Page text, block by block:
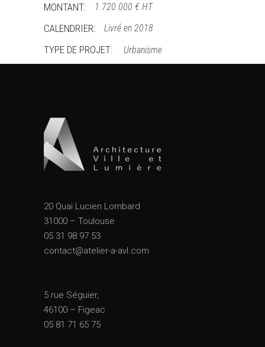
MONTANT: 1 720 000 € HT
CALENDRIER: Livré en 2018
TYPE DE PROJET: Urbanisme
20 Quai Lucien Lombard
31000 – Toulouse
05 31 98 97 53
contact@atelier-a-avl.com
5 rue Séguier,
46100 – Figeac
05 81 71 65 75